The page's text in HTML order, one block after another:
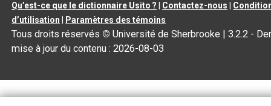
Qu’est-ce que le dictionnaire Usito ? Contactez-nous
d’utilisation
Paramètres des témoins
Tous droits réservés © Université de Sherbrooke |3.2.2 -
mise à jour du contenu :2026-08-03